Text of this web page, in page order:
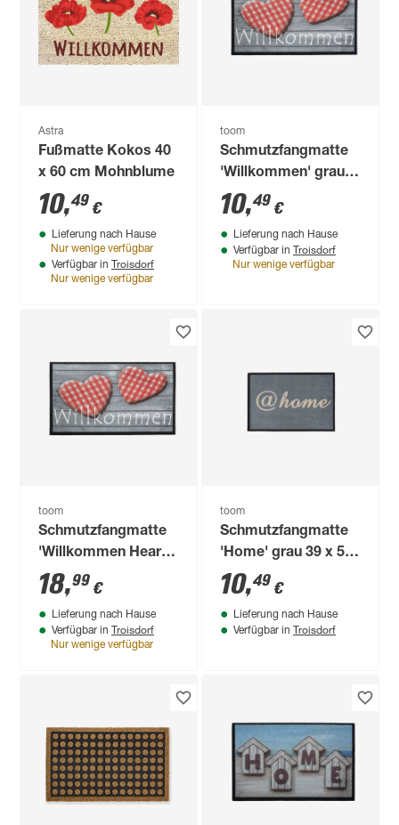
Astra
Fußmatte Kokos 40
x 60 cm Mohnblume
10,49 €
Lieferung nach Hause
Nur wenige verfügbar
Verfügbar in Troisdorf
Nur wenige verfügbar
toom
Schmutzfangmatte
'Willkommen' grau
39 x 58 cm
10,49 €
Lieferung nach Hause
Verfügbar in Troisdorf
Nur wenige verfügbar
toom
Schmutzfangmatte
'Willkommen Hearts'
grau 50 x 70 cm
18,99 €
Lieferung nach Hause
Verfügbar in Troisdorf
Nur wenige verfügbar
toom
Schmutzfangmatte
'Home' grau 39 x 58
cm
10,49 €
Lieferung nach Hause
Verfügbar in Troisdorf